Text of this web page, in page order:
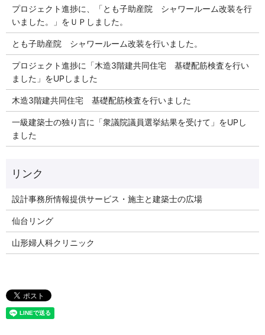
プロジェクト進捗に、「とも子助産院 シャワールーム改装を行
いました。」をＵＰしました。
とも子助産院 シャワールーム改装を行いました。
プロジェクト進捗に「木造3階建共同住宅 基礎配筋検査を行い
ました」をUPしました
木造3階建共同住宅 基礎配筋検査を行いました
一級建築士の独り言に「衆議院議員選挙結果を受けて」をUPし
ました
リンク
設計事務所情報提供サービス・施主と建築士の広場
仙台リング
山形婦人科クリニック